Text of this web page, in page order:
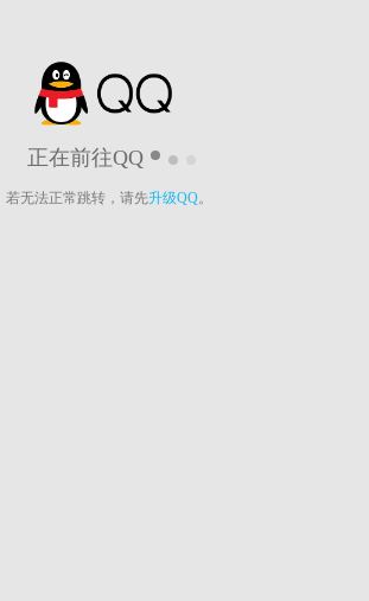
正在前往QQ
若无法正常跳转，请先升级QQ。